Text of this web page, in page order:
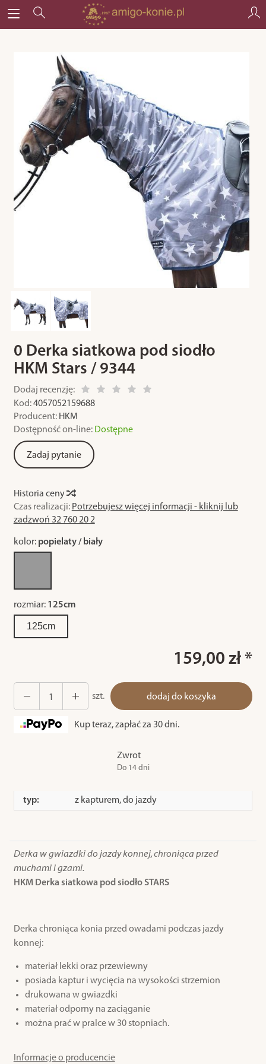
0 Derka siatkowa pod siodło
HKM Stars / 9344
Dodaj recenzję:
Kod: 4057052159688
Producent: HKM
Dostępność on-line: Dostępne
Zadaj pytanie
Historia ceny
Czas realizacji: Potrzebujesz więcej informacji - kliknij lub
zadzwoń 32 760 20 2
kolor: popielaty / biały
rozmiar: 125cm
125cm
159,00 zł *
szt. dodaj do koszyka
Kup teraz, zapłać za 30 dni.
Zwrot
Do 14 dni
typ: z kapturem, do jazdy
Derka w gwiazdki do jazdy konnej, chroniąca przed
muchami i gzami.
HKM Derka siatkowa pod siodło STARS
Derka chroniąca konia przed owadami podczas jazdy
konnej:
materiał lekki oraz przewiewny
posiada kaptur i wycięcia na wysokości strzemion
drukowana w gwiazdki
materiał odporny na zaciąganie
można prać w pralce w 30 stopniach.
Informacje o producencie